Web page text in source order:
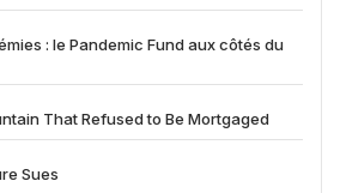
: le Pandemic Fund aux côtés du
That Refused to Be Mortgaged
Sues